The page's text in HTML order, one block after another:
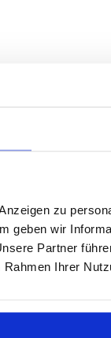
zu
geben wir
Partner
Ihrer